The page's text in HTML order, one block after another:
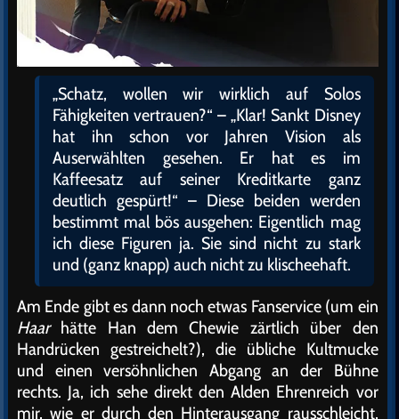
„Schatz, wollen wir wirklich auf Solos
Fähigkeiten vertrauen?“ – „Klar! Sankt Disney
hat ihn schon vor Jahren Vision als
Auserwählten gesehen. Er hat es im
Kaffeesatz auf seiner Kreditkarte ganz
deutlich gespürt!“ – Diese beiden werden
bestimmt mal bös ausgehen: Eigentlich mag
ich diese Figuren ja. Sie sind nicht zu stark
und (ganz knapp) auch nicht zu klischeehaft.
Am Ende gibt es dann noch etwas Fanservice (um ein
Haarhätte Han dem Chewie zärtlich über den
Handrücken gestreichelt?), die übliche Kultmucke
und einen versöhnlichen Abgang an der Bühne
rechts. Ja, ich sehe direkt den Alden Ehrenreich vor
mir, wie er durch den Hinterausgang rausschleicht,